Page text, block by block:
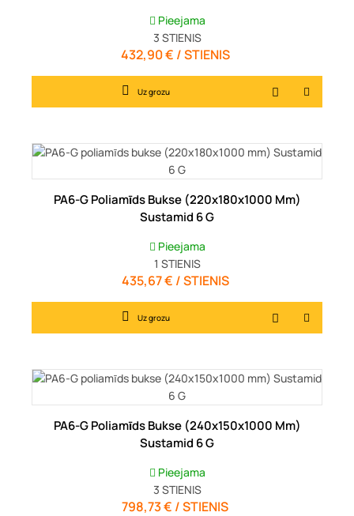
Pieejama
3 STIENIS
Cena
432,90 € / STIENIS
Uz grozu
PA6-G Poliamīds Bukse (220x180x1000 Mm)
Sustamid 6 G
Pieejama
1 STIENIS
Cena
435,67 € / STIENIS
Uz grozu
PA6-G Poliamīds Bukse (240x150x1000 Mm)
Sustamid 6 G
Pieejama
3 STIENIS
Cena
798,73 € / STIENIS